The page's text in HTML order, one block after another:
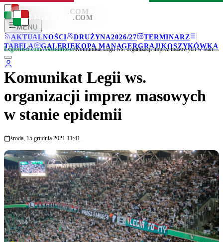
LEGIONISCI .COM
MENU
AKTUALNOŚCI
DRUŻYNA2026/27
TERMINARZ
TABELA
GALERIEKOPA MANAGERGRAJ!KOSZYKÓWKA
LEGIONISCI .COM
Legionisci.com/Aktualności/ Komunikat Legii ws. organizacji imprez masowych w stanie epidemii
Komunikat Legii ws.
organizacji imprez masowych
w stanie epidemii
środa, 15 grudnia 2021 11:41